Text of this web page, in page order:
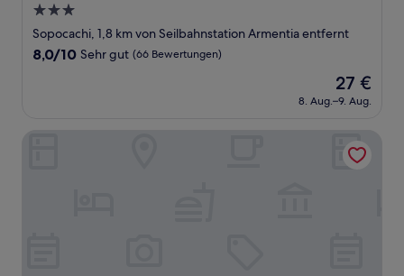
3.0-
Sterne-
Unterkunft
Sopocachi, 1,8 km von Seilbahnstation Armentia entfernt
8.0
(66
8,0/10 Sehr gut (66 Bewertungen)
Der
Preis
beträgt
27 €
8. Aug.–9. Aug.